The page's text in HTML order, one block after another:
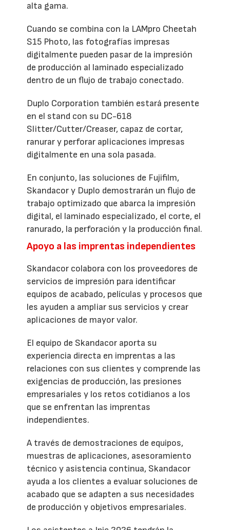
alta gama.
Cuando se combina con la LAMpro Cheetah
S15 Photo, las fotografías impresas
digitalmente pueden pasar de la impresión
de producción al laminado especializado
dentro de un flujo de trabajo conectado.
Duplo Corporation también estará presente
en el stand con su DC-618
Slitter/Cutter/Creaser, capaz de cortar,
ranurar y perforar aplicaciones impresas
digitalmente en una sola pasada.
En conjunto, las soluciones de Fujifilm,
Skandacor y Duplo demostrarán un flujo de
trabajo optimizado que abarca la impresión
digital, el laminado especializado, el corte, el
ranurado, la perforación y la producción final.
Apoyo a las imprentas independientes
Skandacor colabora con los proveedores de
servicios de impresión para identificar
equipos de acabado, películas y procesos que
les ayuden a ampliar sus servicios y crear
aplicaciones de mayor valor.
El equipo de Skandacor aporta su
experiencia directa en imprentas a las
relaciones con sus clientes y comprende las
exigencias de producción, las presiones
empresariales y los retos cotidianos a los
que se enfrentan las imprentas
independientes.
A través de demostraciones de equipos,
muestras de aplicaciones, asesoramiento
técnico y asistencia continua, Skandacor
ayuda a los clientes a evaluar soluciones de
acabado que se adapten a sus necesidades
de producción y objetivos empresariales.